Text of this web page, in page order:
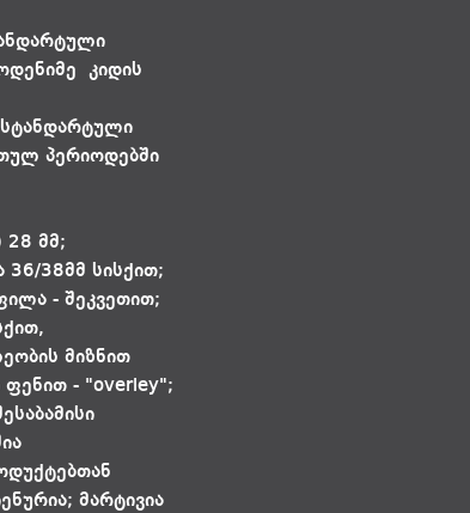
კიდის
სტანდარტული
პერიოდებში
28 მმ;
36/38მმ სისქით;
- შეკვეთით;
მიზნით
ფენით - "overley";
მარტივია